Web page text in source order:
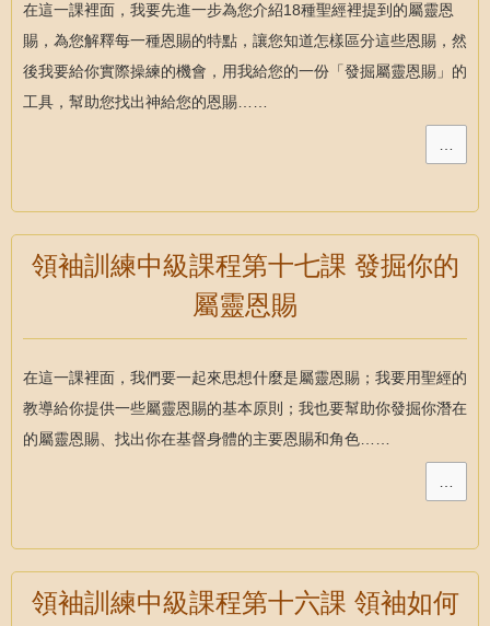
在這一課裡面，我要先進一步為您介紹18種聖經裡提到的屬靈恩
賜，為您解釋每一種恩賜的特點，讓您知道怎樣區分這些恩賜，然
後我要給你實際操練的機會，用我給您的一份「發掘屬靈恩賜」的
工具，幫助您找出神給您的恩賜……
…
領袖訓練中級課程第十七課 發掘你的
屬靈恩賜
在這一課裡面，我們要一起來思想什麼是屬靈恩賜；我要用聖經的
教導給你提供一些屬靈恩賜的基本原則；我也要幫助你發掘你潛在
的屬靈恩賜、找出你在基督身體的主要恩賜和角色……
…
領袖訓練中級課程第十六課 領袖如何